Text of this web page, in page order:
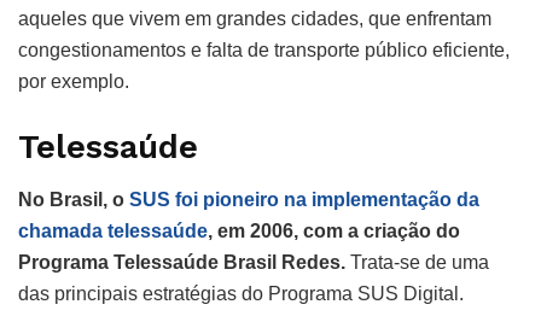
aqueles que vivem em grandes cidades, que enfrentam
congestionamentos e falta de transporte público eficiente,
por exemplo.
Telessaúde
No Brasil, o SUS foi pioneiro na implementação da
chamada telessaúde, em 2006, com a criação do
Programa Telessaúde Brasil Redes. Trata-se de uma
das principais estratégias do Programa SUS Digital.